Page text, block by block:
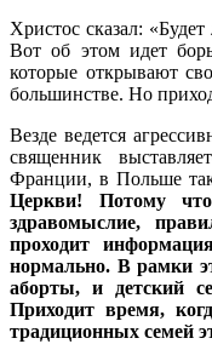
Христос сказал:
Вот об этом идет
которые открывают
большинстве. Но
Везде ведется
священник
Франции, в Польше
Церкви! Потому
здравомыслие,
проходит
нормально. В рамки
аборты, и детский
Приходит время,
традиционных семей